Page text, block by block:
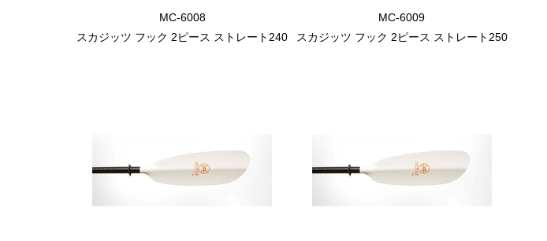
MC-6008
スカジッツ フック 2ピース ストレート240
MC-6009
スカジッツ フック 2ピース ストレート250